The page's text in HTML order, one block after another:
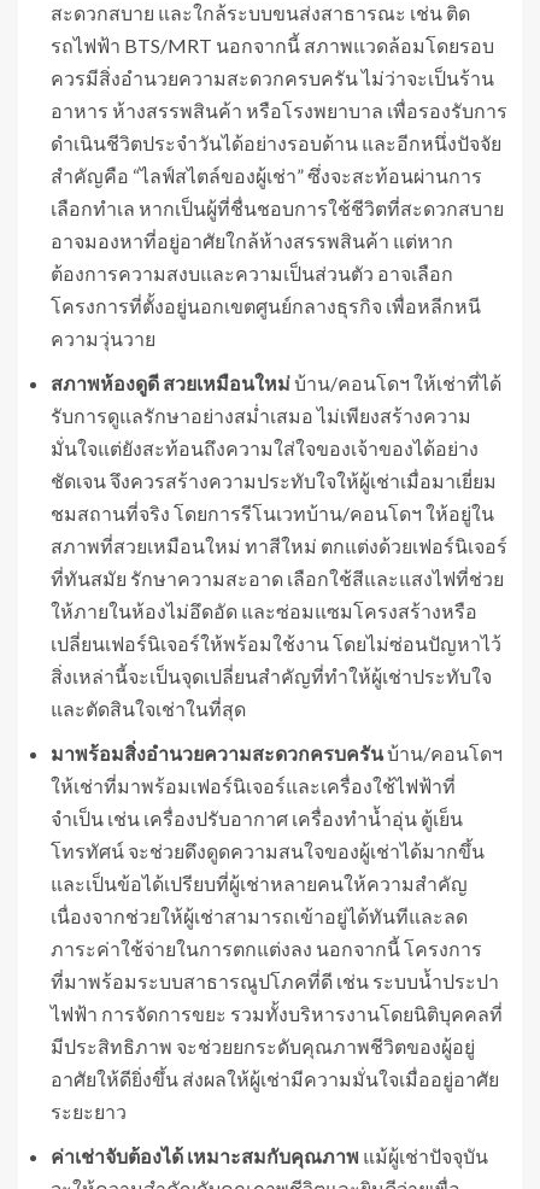
สะดวกสบาย และใกล้ระบบขนส่งสาธารณะ เช่น ติด
รถไฟฟ้า BTS/MRT นอกจากนี้ สภาพแวดล้อมโดยรอบ
ควรมีสิ่งอำนวยความสะดวกครบครัน ไม่ว่าจะเป็นร้าน
อาหาร ห้างสรรพสินค้า หรือโรงพยาบาล เพื่อรองรับการ
ดำเนินชีวิตประจำวันได้อย่างรอบด้าน และอีกหนึ่งปัจจัย
สำคัญคือ “ไลฟ์สไตล์ของผู้เช่า” ซึ่งจะสะท้อนผ่านการ
เลือกทำเล หากเป็นผู้ที่ชื่นชอบการใช้ชีวิตที่สะดวกสบาย
อาจมองหาที่อยู่อาศัยใกล้ห้างสรรพสินค้า แต่หาก
ต้องการความสงบและความเป็นส่วนตัว อาจเลือก
โครงการที่ตั้งอยู่นอกเขตศูนย์กลางธุรกิจ เพื่อหลีกหนี
ความวุ่นวาย
สภาพห้องดูดี สวยเหมือนใหม่บ้าน/คอนโดฯ ให้เช่าที่ได้
รับการดูแลรักษาอย่างสม่ำเสมอ ไม่เพียงสร้างความ
มั่นใจแต่ยังสะท้อนถึงความใส่ใจของเจ้าของได้อย่าง
ชัดเจน จึงควรสร้างความประทับใจให้ผู้เช่าเมื่อมาเยี่ยม
ชมสถานที่จริง โดยการรีโนเวทบ้าน/คอนโดฯ ให้อยู่ใน
สภาพที่สวยเหมือนใหม่ ทาสีใหม่ ตกแต่งด้วยเฟอร์นิเจอร์
ที่ทันสมัย รักษาความสะอาด เลือกใช้สีและแสงไฟที่ช่วย
ให้ภายในห้องไม่อึดอัด และซ่อมแซมโครงสร้างหรือ
เปลี่ยนเฟอร์นิเจอร์ให้พร้อมใช้งาน โดยไม่ซ่อนปัญหาไว้
สิ่งเหล่านี้จะเป็นจุดเปลี่ยนสำคัญที่ทำให้ผู้เช่าประทับใจ
และตัดสินใจเช่าในที่สุด
มาพร้อมสิ่งอำนวยความสะดวกครบครันบ้าน/คอนโดฯ
ให้เช่าที่มาพร้อมเฟอร์นิเจอร์และเครื่องใช้ไฟฟ้าที่
จำเป็น เช่น เครื่องปรับอากาศ เครื่องทำน้ำอุ่น ตู้เย็น
โทรทัศน์ จะช่วยดึงดูดความสนใจของผู้เช่าได้มากขึ้น
และเป็นข้อได้เปรียบที่ผู้เช่าหลายคนให้ความสำคัญ
เนื่องจากช่วยให้ผู้เช่าสามารถเข้าอยู่ได้ทันทีและลด
ภาระค่าใช้จ่ายในการตกแต่งลง นอกจากนี้ โครงการ
ที่มาพร้อมระบบสาธารณูปโภคที่ดี เช่น ระบบน้ำประปา
ไฟฟ้า การจัดการขยะ รวมทั้งบริหารงานโดยนิติบุคคลที่
มีประสิทธิภาพ จะช่วยยกระดับคุณภาพชีวิตของผู้อยู่
อาศัยให้ดียิ่งขึ้น ส่งผลให้ผู้เช่ามีความมั่นใจเมื่ออยู่อาศัย
ระยะยาว
ค่าเช่าจับต้องได้ เหมาะสมกับคุณภาพ แม้ผู้เช่าปัจจุบัน